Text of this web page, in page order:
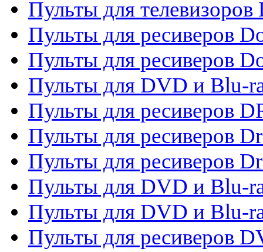
Пульты для
Пульты для ресиверов
Пульты для ресиверов
Пульты для DVD и Blu-
Пульты для ресиверов
Пульты для ресиверов
Пульты для ресиверов
Пульты для DVD и Blu-
Пульты для DVD и Blu-
Пульты для ресиверов